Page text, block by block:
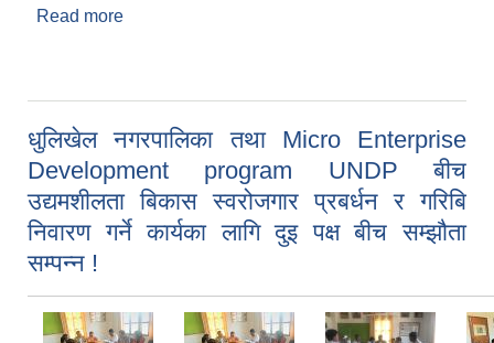
Read more
धुलिखेल नगरपालिका तथा Micro Enterprise
Development program UNDP बीच
उद्यमशीलता बिकास स्वरोजगार प्रबर्धन र गरिबि
निवारण गर्ने कार्यका लागि दुइ पक्ष बीच सम्झौता
सम्पन्न !